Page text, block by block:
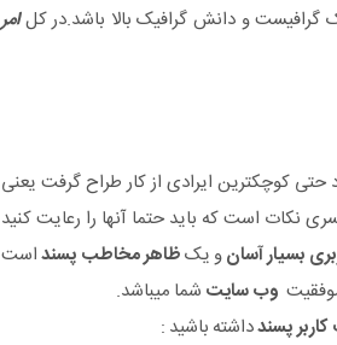
گرافیست و دانش گرافیک بالا باشد.در کلامر
حتی کوچکترین ایرادی از کار طراح گرفت یعنی
نکات است که باید حتما آنها را رعایت کنید
بسیار آسانو یکظاهر مخاطب پسنداست
وب سایت شما میباشد.
پسندداشته باشید :